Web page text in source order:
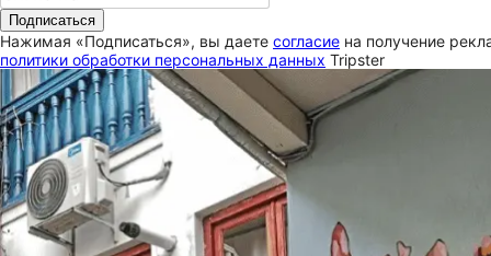
Подписаться
Нажимая «Подписаться», вы даете согласие на получение
политики обработки персональных данных Tripster